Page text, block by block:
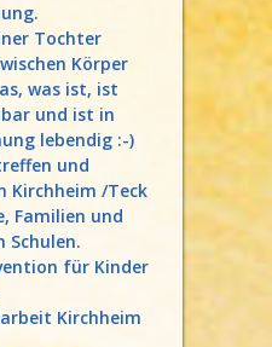
Tochter
Körper
was ist, ist
und ist in
lebendig :-)
und
Kirchheim /Teck
Familien und
Schulen.
für Kinder
Kirchheim